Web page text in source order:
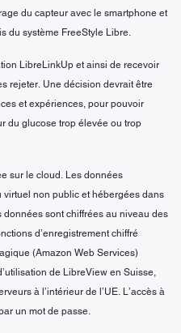
du capteur avec le smartphone et
du système FreeStyle Libre.
LibreLinkUp et ainsi de recevoir
rejeter. Une décision devrait être
et expériences, pour pouvoir
du glucose trop élevée ou trop
sur le cloud. Les données
virtuel non public et hébergées dans
sont chiffrées au niveau des
d’enregistrement chiffré
(Amazon Web Services)
de LibreView en Suisse,
à l’intérieur de l’UE. L’accès à
un mot de passe.